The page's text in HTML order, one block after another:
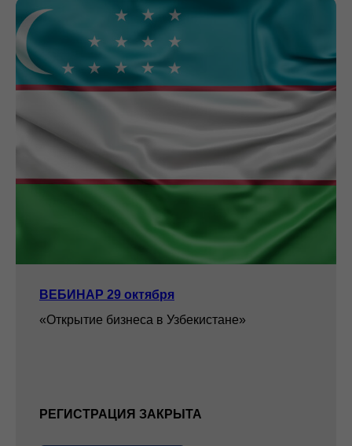
ВЕБИНАР 29 октября
«Открытие бизнеса в Узбекистане»
РЕГИСТРАЦИЯ ЗАКРЫТА